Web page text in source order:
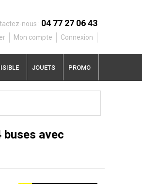
nous : 04 77 27 06 43
Mon compte Connexion
JOUETS PROMO
buses avec